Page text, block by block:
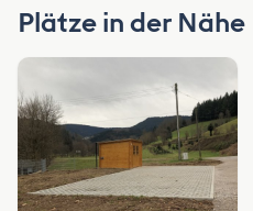
Plätze in der Nähe